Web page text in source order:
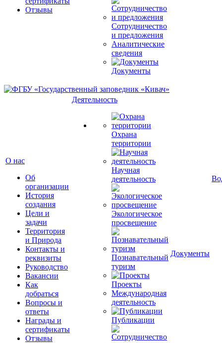
Отзывы
Сотрудничество
и предложения
Аналитические
сведения
Документы
О нас
Об
организации
История
создания
Цели и
задачи
Территория
и Природа
Контакты и
реквизиты
Руководство
Вакансии
Как
добраться
Вопросы и
ответы
Награды и
сертификаты
Отзывы
Деятельность
Охрана
территории
Научная
деятельность
Экологическое
просвещение
Познавательный
туризм
Проекты
Международная
деятельность
Публикации
Документы